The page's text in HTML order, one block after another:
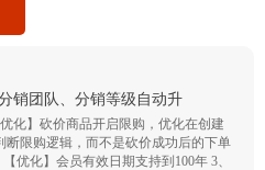
销团队、分销等级自动升
化】砍价商品开启限购，优化在创建
断限购逻辑，而不是砍价成功后的下单
优化】会员有效日期支持到100年 3、